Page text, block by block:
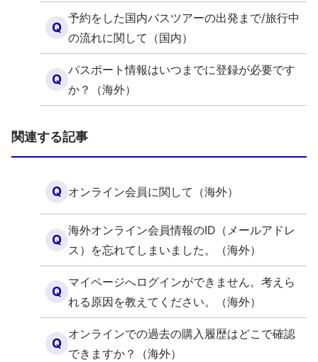
Q
予約をした国内バスツアーの出発まで/旅行中
の流れに関して（国内）
Q
パスポート情報はいつまでに登録が必要です
か？（海外）
関連する記事
Q オンライン会員に関して（海外）
Q
海外オンライン会員情報のID（メールアドレ
ス）を忘れてしまいました。（海外）
Q
マイページへログインができません。考えら
れる原因を教えてください。（海外）
Q
オンラインでの過去の購入履歴はどこで確認
できますか？（海外）